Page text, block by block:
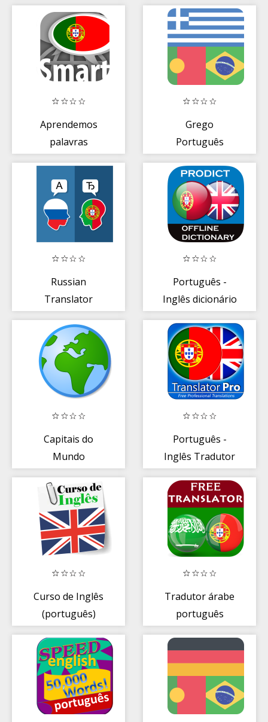
Aprendemos
palavras
com Smart-
Teacher
Grego
Português
Dicionário +
Tradutor
Russian
Translator
Português -
Inglês dicionário
Capitais do
Mundo
Português -
Inglês Tradutor
Curso de Inglês
(português)
Tradutor árabe
português